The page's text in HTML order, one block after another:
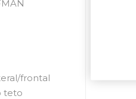
frontal
teto